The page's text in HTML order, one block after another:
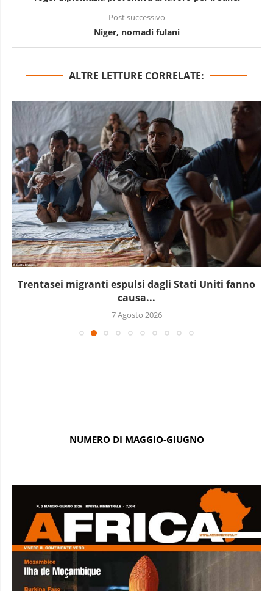
Post successivo
Niger, nomadi fulani
ALTRE LETTURE CORRELATE:
Trentasei migranti espulsi dagli Stati Uniti fanno
causa...
7 Agosto 2026
NUMERO DI MAGGIO-GIUGNO